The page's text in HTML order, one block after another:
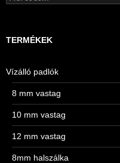
TERMÉKEK
Vízálló padlók
8 mm vastag
10 mm vastag
12 mm vastag
8mm halszálka